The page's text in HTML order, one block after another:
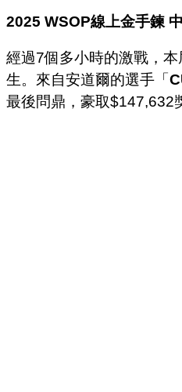
2025 WSOP線上金手鍊
經過7個多小時的激戰，
生。來自安道爾的選手「
最後問鼎，豪取$147,632